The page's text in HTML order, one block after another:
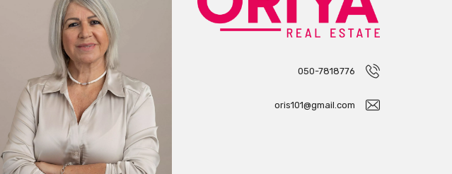
050-7818776
oris101@gmail.com